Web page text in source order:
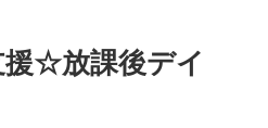
☆放課後デイ